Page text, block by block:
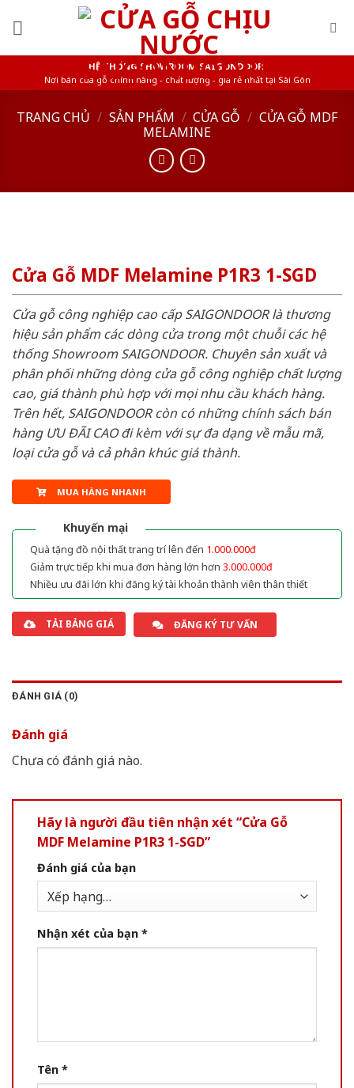
HỆ THỐNG SHOWROOM SAIGONDOOR
Nơi bán cửa gỗ chính hãng - chất lượng - giá rẻ nhất tại Sài Gòn
TRANG CHỦ / SẢN PHẨM / CỬA GỖ / CỬA GỖ MDF
MELAMINE
Cửa Gỗ MDF Melamine P1R3 1-SGD
Cửa gỗ công nghiệp cao cấp SAIGONDOOR là thương
hiệu sản phẩm các dòng cửa trong một chuỗi các hệ
thống Showroom SAIGONDOOR. Chuyên sản xuất và
phân phối những dòng cửa gỗ công nghiệp chất lượng
cao, giá thành phù hợp với mọi nhu cầu khách hàng.
Trên hết, SAIGONDOOR còn có những chính sách bán
hàng ƯU ĐÃI CAO đi kèm với sự đa dạng về mẫu mã,
loại cửa gỗ và cả phân khúc giá thành.
MUA HÀNG NHANH
Khuyến mại
Quà tặng đồ nội thất trang trí lên đến 1.000.000đ
Giảm trực tiếp khi mua đơn hàng lớn hơn 3.000.000đ
Nhiều ưu đãi lớn khi đăng ký tài khoản thành viên thân thiết
TẢI BẢNG GIÁ ĐĂNG KÝ TƯ VẤN
ĐÁNH GIÁ (0)
Đánh giá
Chưa có đánh giá nào.
Hãy là người đầu tiên nhận xét “Cửa Gỗ
MDF Melamine P1R3 1-SGD”
Đánh giá của bạn
Nhận xét của bạn *
Tên *